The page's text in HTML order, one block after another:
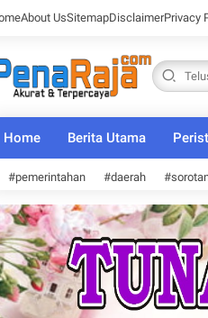
About UsSitemapDisclaimerPrivacy
Home Berita Utama
#pemerintahan #daerah